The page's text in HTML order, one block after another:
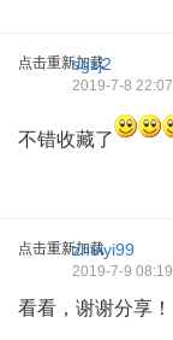
点击重新加载
sgzj2
2019-7-8
不错收藏了
点击重新加载zhuiyi99
2019-7-9
看看，谢谢分享！